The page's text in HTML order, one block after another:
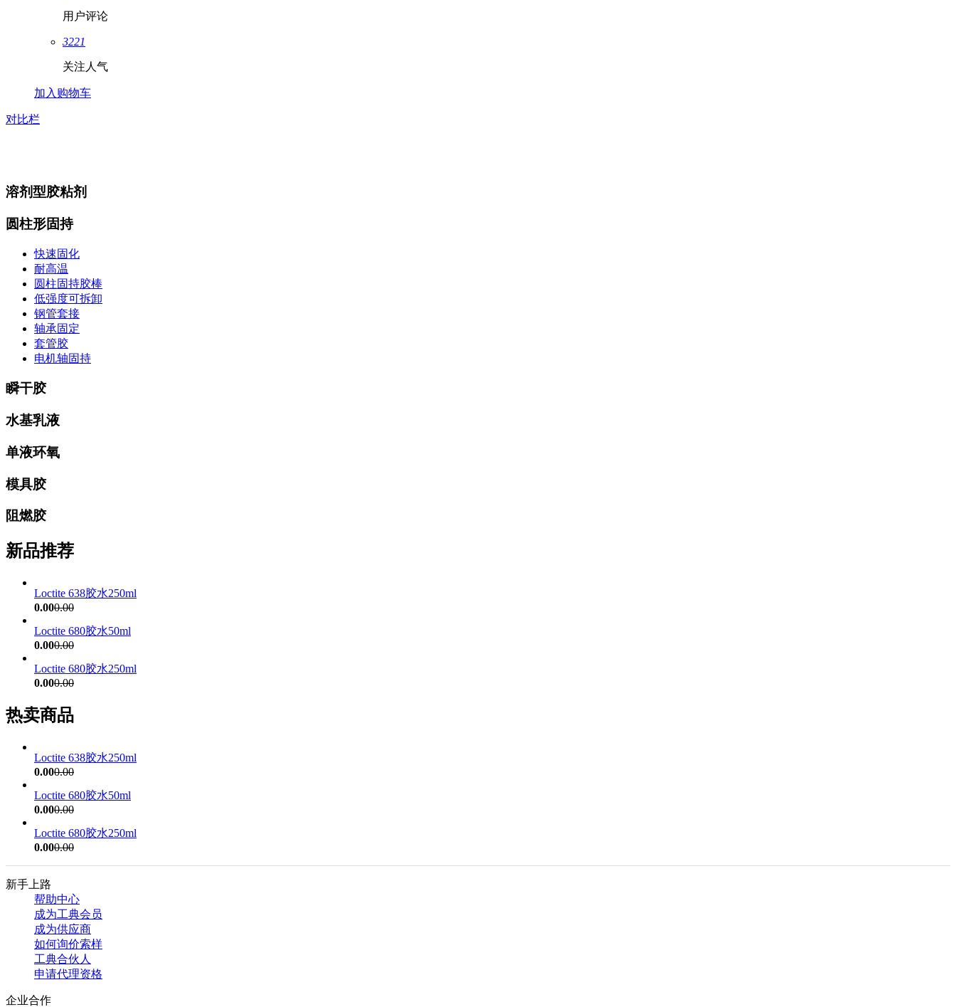
用户评论
3221
关注人气
加入购物车
对比栏
溶剂型胶粘剂
圆柱形固持
快速固化
耐高温
圆柱固持胶棒
低强度可拆卸
钢管套接
轴承固定
套管胶
电机轴固持
瞬干胶
水基乳液
单液环氧
模具胶
阻燃胶
新品推荐
Loctite 638胶水250ml
0.000.00
Loctite 680胶水50ml
0.000.00
Loctite 680胶水250ml
0.000.00
热卖商品
Loctite 638胶水250ml
0.000.00
Loctite 680胶水50ml
0.000.00
Loctite 680胶水250ml
0.000.00
新手上路
帮助中心
成为工典会员
成为供应商
如何询价索样
工典合伙人
申请代理资格
企业合作